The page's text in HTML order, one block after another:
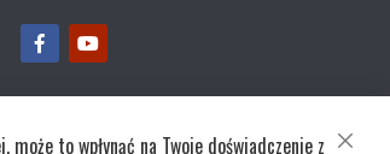
to wpłynąć na Twoje doświadczenie z